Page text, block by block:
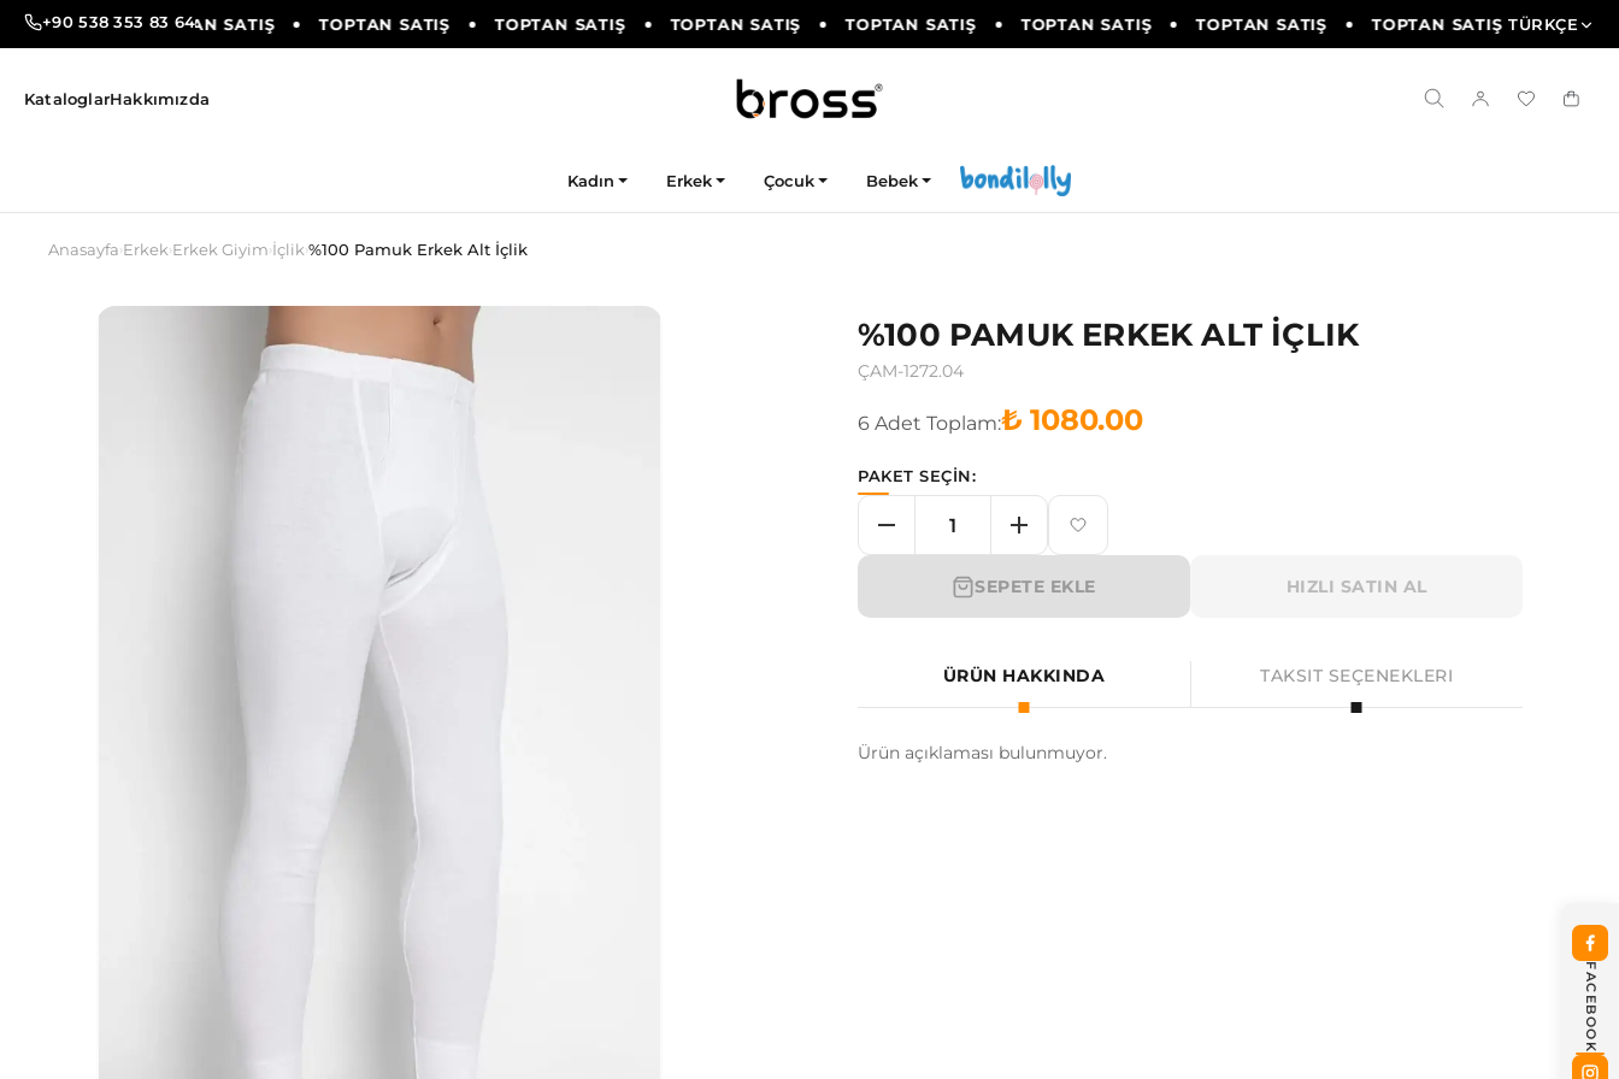
+90 538 353 83 64
SATIŞ TOPTAN SATIŞ TOPTAN SATIŞ TOPTAN SATIŞ TOPTAN SATIŞ TOPTAN SATIŞ TOPTAN SATIŞ TOPTAN SATIŞ TOPTAN SATIŞ TOPTAN
TÜRKÇE
KataloglarHakkımızda
Kadın Erkek Çocuk Bebek
Anasayfa›Erkek›Erkek Giyim›İçlik›%100 Pamuk Erkek Alt İçlik
%100 PAMUK ERKEK ALT İÇLIK
ÇAM-1272.04
6 Adet Toplam:₺ 1080.00
PAKET SEÇİN:
SEPETE EKLE HIZLI SATIN AL
ÜRÜN HAKKINDA TAKSIT SEÇENEKLERI
Ürün açıklaması bulunmuyor.
FACEBOOK